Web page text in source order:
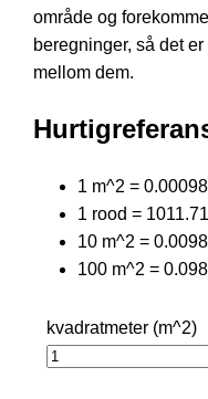
område og
beregninger, så det
mellom dem.
1 m^2 =
1 rood =
10 m^2 =
100 m^2 =
kvadratmeter (m^2)